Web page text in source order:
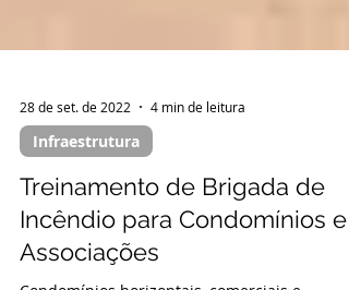
28 de set. de 2022
Infraestrutura
Treinamento de Brigada de
Incêndio para Condomínios e